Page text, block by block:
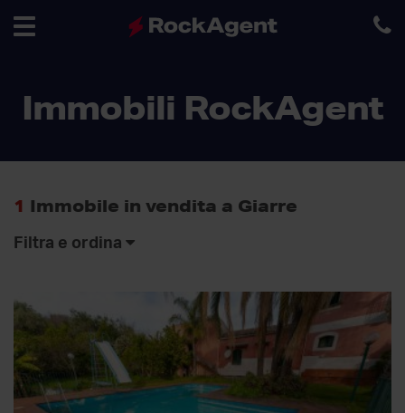
navigation
Immobili RockAgent
1 Immobile in vendita a Giarre
Filtra e ordina